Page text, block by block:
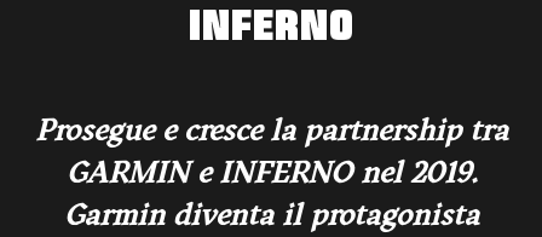
INFERNO
Prosegue e cresce la partnership tra
GARMIN e INFERNO nel 2019.
Garmin diventa il protagonista